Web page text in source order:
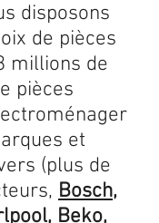
disposons
de pièces
millions de
pièces
et
(plus de
Bosch,
, Beko,